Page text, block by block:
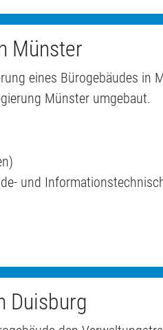
Münster
eines Bürogebäudes in
Münster umgebaut.
und
Duisburg